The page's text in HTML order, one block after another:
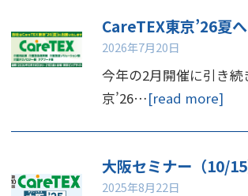
CareTEX東京’26夏
2026年7月20日
今年の2月開催に引き続
京’26…[read more]
大阪セミナー（10/
2025年8月22日